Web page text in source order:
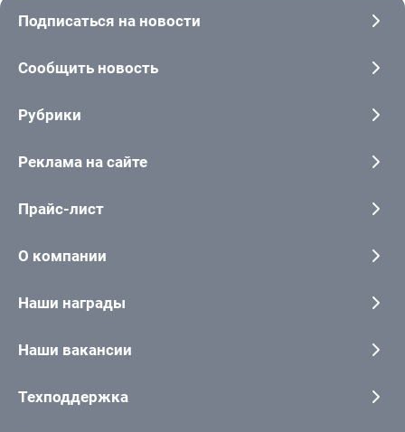
Подписаться на новости
Сообщить новость
Рубрики
Реклама на сайте
Прайс-лист
О компании
Наши награды
Наши вакансии
Техподдержка